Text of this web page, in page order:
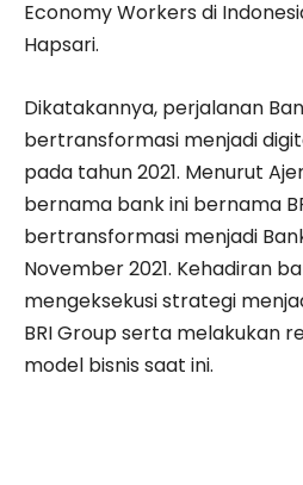
Economy Workers di
Hapsari.
Dikatakannya, perjalanan
bertransformasi menjadi
pada tahun 2021. Menurut
bernama bank ini bernama
bertransformasi menjadi
November 2021. Kehadiran
mengeksekusi strategi
BRI Group serta melakukan
model bisnis saat ini.